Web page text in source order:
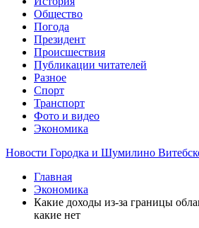
Общество
Погода
Президент
Происшествия
Публикации читателей
Разное
Спорт
Транспорт
Фото и видео
Экономика
Новости Городка и Шумилино
Главная
Экономика
Какие доходы из-за границы
какие нет